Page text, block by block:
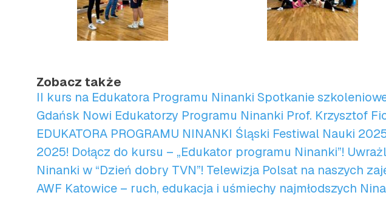
Zobacz także
II kurs na Edukatora Programu Ninanki Spotkanie
Gdańsk Nowi Edukatorzy Programu Ninanki Prof. Krzysztof
EDUKATORA PROGRAMU NINANKI Śląski Festiwal Nauki
2025! Dołącz do kursu – „Edukator programu Ninanki”!
Ninanki w “Dzień dobry TVN”! Telewizja Polsat na naszych
AWF Katowice – ruch, edukacja i uśmiechy najmłodszych